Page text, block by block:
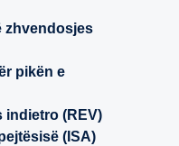
zhvendosjes
pikën e
indietro (REV)
(ISA)